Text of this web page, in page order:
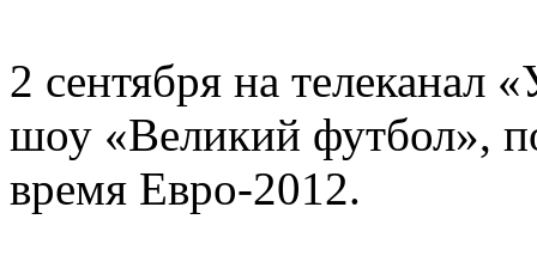
2 сентября на телеканал
шоу «Великий футбол»,
время Евро-2012.